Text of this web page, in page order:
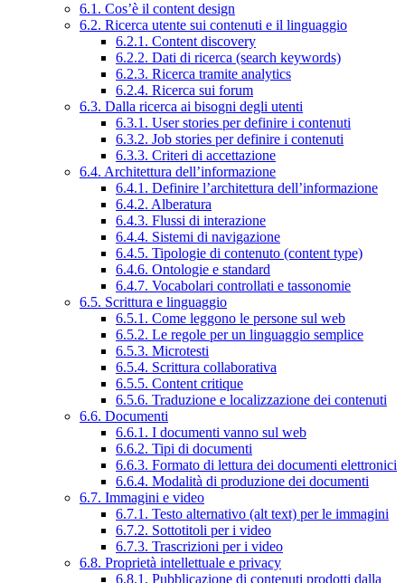
6.1. Cos’è il content design
6.2. Ricerca utente sui contenuti e il linguaggio
6.2.1. Content discovery
6.2.2. Dati di ricerca (search keywords)
6.2.3. Ricerca tramite analytics
6.2.4. Ricerca sui forum
6.3. Dalla ricerca ai bisogni degli utenti
6.3.1. User stories per definire i contenuti
6.3.2. Job stories per definire i contenuti
6.3.3. Criteri di accettazione
6.4. Architettura dell’informazione
6.4.1. Definire l’architettura dell’informazione
6.4.2. Alberatura
6.4.3. Flussi di interazione
6.4.4. Sistemi di navigazione
6.4.5. Tipologie di contenuto (content type)
6.4.6. Ontologie e standard
6.4.7. Vocabolari controllati e tassonomie
6.5. Scrittura e linguaggio
6.5.1. Come leggono le persone sul web
6.5.2. Le regole per un linguaggio semplice
6.5.3. Microtesti
6.5.4. Scrittura collaborativa
6.5.5. Content critique
6.5.6. Traduzione e localizzazione dei contenuti
6.6. Documenti
6.6.1. I documenti vanno sul web
6.6.2. Tipi di documenti
6.6.3. Formato di lettura dei documenti elettronici
6.6.4. Modalità di produzione dei documenti
6.7. Immagini e video
6.7.1. Testo alternativo (alt text) per le immagini
6.7.2. Sottotitoli per i video
6.7.3. Trascrizioni per i video
6.8. Proprietà intellettuale e privacy
6.8.1. Pubblicazione di contenuti prodotti dalla